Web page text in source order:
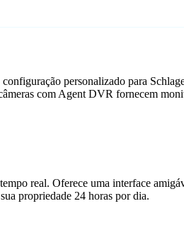
personalizado para
com Agent DVR fornecem
real. Oferece uma interface
propriedade 24 horas por dia.